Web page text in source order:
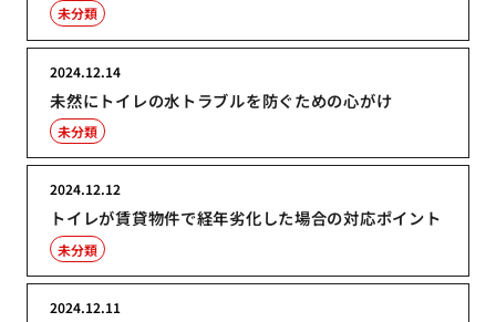
未分類
未然にトイレの水トラブルを防ぐための心がけ
2024.12.14
未分類
トイレが賃貸物件で経年劣化した場合の対応ポイント
2024.12.12
未分類
2024.12.11